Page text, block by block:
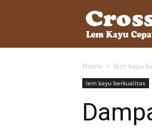
Home lem kayu
lem kayu berkualitas